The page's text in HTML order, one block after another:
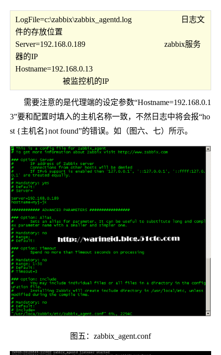
LogFile=c:\zabbix\zabbix_agentd.log 日志文
件的存放位置
Server=192.168.0.189 zabbix服务
器的IP
Hostname=192.168.0.13
被监控机的IP
需要注意的是代理端的设定参数“Hostname=192.168.0.1
3”要和配置时填入的主机名称一致，不然日志中将会报“ho
st {主机名}not found”的错误。如（图六、七）所示。
图五：zabbix_agent.conf